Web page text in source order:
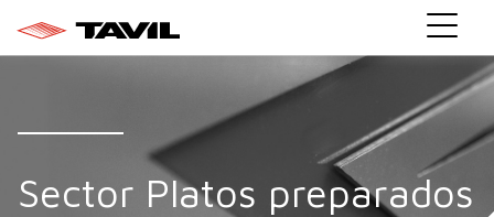
Sector Platos preparados